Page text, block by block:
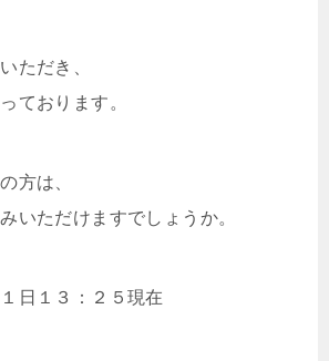
ただき、
ております。
方は、
いただけますでしょうか。
日１３：２５現在